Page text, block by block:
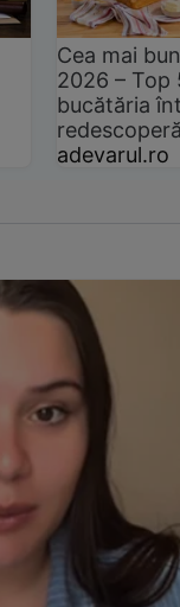
Cea mai
2026 –
bucătăria
adevarul.ro